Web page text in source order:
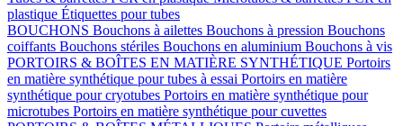
plastique Étiquettes pour tubes
BOUCHONS Bouchons à ailettes Bouchons à pression Bouchons
coiffants Bouchons stériles Bouchons en aluminium Bouchons à vis
PORTOIRS & BOÎTES EN MATIÈRE SYNTHÉTIQUE Portoirs
en matière synthétique pour tubes à essai Portoirs en matière
synthétique pour cryotubes Portoirs en matière synthétique pour
microtubes Portoirs en matière synthétique pour cuvettes